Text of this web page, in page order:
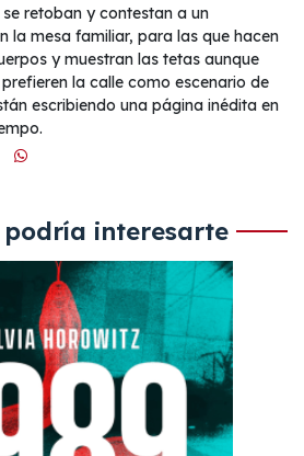
retoban y contestan a un
la mesa familiar, para las que hacen
y muestran las tetas aunque
la calle como escenario de
escribiendo una página inédita en
podría interesarte